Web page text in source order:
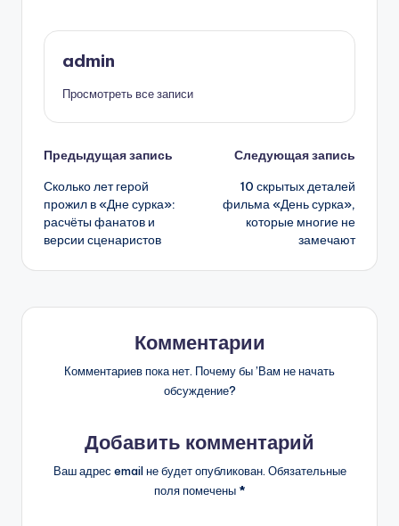
admin
Просмотреть все записи
Навигация
записи
Предыдущая запись
Сколько лет герой
прожил в «Дне сурка»:
расчёты фанатов и
версии сценаристов
Следующая запись
10 скрытых деталей
фильма «День сурка»,
которые многие не
замечают
Комментарии
Комментариев пока нет. Почему бы ’Вам не начать
обсуждение?
Добавить комментарий
Ваш адрес email не будет опубликован. Обязательные
поля помечены *